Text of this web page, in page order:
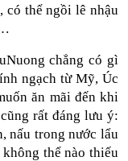
có thể ngồi lê nhậu
chẳng có gì
ngạch từ Mỹ, Úc
ăn mãi đến khi
rất đáng lưu ý:
nấu trong nước lẩu
thể nào thiếu